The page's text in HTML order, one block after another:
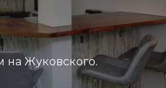
на Жуковского.